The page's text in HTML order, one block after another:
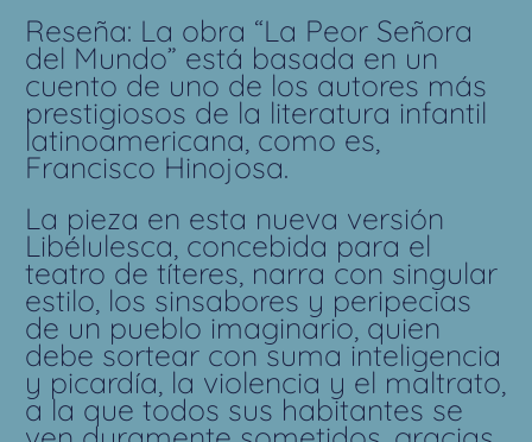
Reseña: La obra “La Peor Señora
del Mundo” está basada en un
cuento de uno de los autores más
prestigiosos de la literatura infantil
latinoamericana, como es,
Francisco Hinojosa.
La pieza en esta nueva versión
Libélulesca, concebida para el
teatro de títeres, narra con singular
estilo, los sinsabores y peripecias
de un pueblo imaginario, quien
debe sortear con suma inteligencia
y picardía, la violencia y el maltrato,
a la que todos sus habitantes se